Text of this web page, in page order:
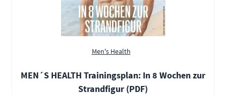
Men's Health
MEN´S HEALTH Trainingsplan: In 8 Wochen zur
Strandfigur (PDF)